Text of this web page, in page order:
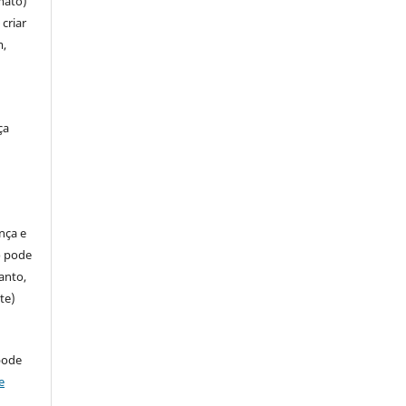
e
pode